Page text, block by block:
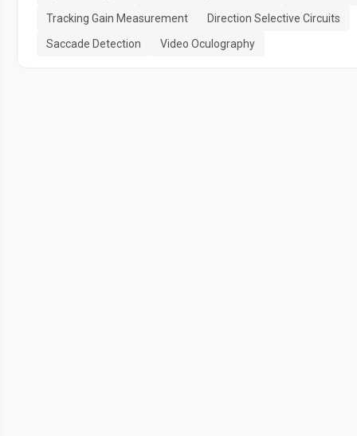
Tracking Gain Measurement
Direction Selective Circuits
Saccade Detection
Video Oculography